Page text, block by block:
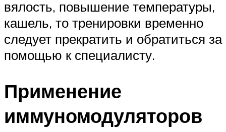
вялость, повышение температуры,
кашель, то тренировки временно
следует прекратить и обратиться за
помощью к специалисту.
Применение
иммуномодуляторов